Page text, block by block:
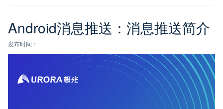
Android消息推送：消息推送简介
发布时间：